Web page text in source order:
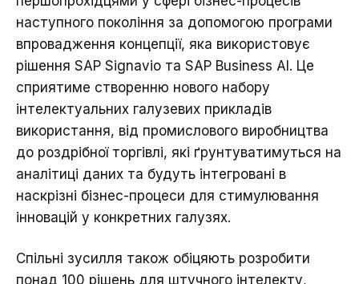
наступного покоління за допомогою програми
впровадження концепції, яка використовує
рішення SAP Signavio та SAP Business AI. Це
сприятиме створенню нового набору
інтелектуальних галузевих прикладів
використання, від промислового виробництва
до роздрібної торгівлі, які ґрунтуватимуться на
аналітиці даних та будуть інтегровані в
наскрізні бізнес-процеси для стимулювання
інновацій у конкретних галузях.
Спільні зусилля також обіцяють розробити
понад 100 рішень для штучного інтелекту,